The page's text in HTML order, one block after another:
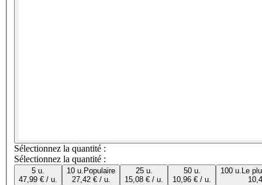
Sélectionnez la quantité :
Sélectionnez la quantité :
5 u.
47,99 € / u.
10 u. Populaire
27,42 € / u.
25 u.
15,08 € / u.
50 u.
10,96 € / u.
100 u. Le